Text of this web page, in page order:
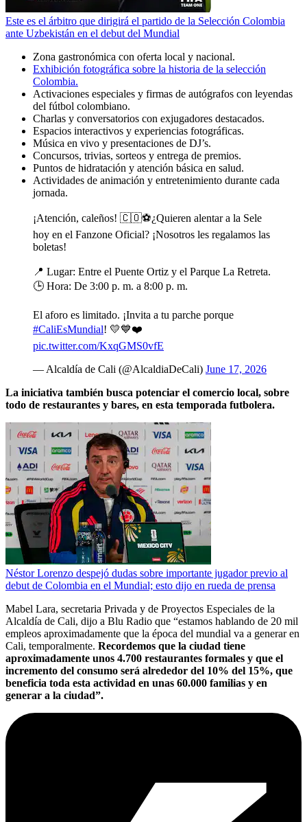
Este es el árbitro que dirigirá el partido de la Selección Colombia
ante Uzbekistán en el debut del Mundial
Zona gastronómica con oferta local y nacional.
Exhibición fotográfica sobre la historia de la selección
Colombia.
Activaciones especiales y firmas de autógrafos con leyendas
del fútbol colombiano.
Charlas y conversatorios con exjugadores destacados.
Espacios interactivos y experiencias fotográficas.
Música en vivo y presentaciones de DJ’s.
Concursos, trivias, sorteos y entrega de premios.
Puntos de hidratación y atención básica en salud.
Actividades de animación y entretenimiento durante cada
jornada.
¡Atención, caleños! 🇨🇴⚽️¿Quieren alentar a la Sele
hoy en el Fanzone Oficial? ¡Nosotros les regalamos las
boletas!
📍 Lugar: Entre el Puente Ortiz y el Parque La Retreta.
🕒 Hora: De 3:00 p. m. a 8:00 p. m.
El aforo es limitado. ¡Invita a tu parche porque
#CaliEsMundial! 💛💙❤️
pic.twitter.com/KxqGMS0vfE
— Alcaldía de Cali (@AlcaldiaDeCali) June 17, 2026
La iniciativa también busca potenciar el comercio local, sobre
todo de restaurantes y bares, en esta temporada futbolera.
Néstor Lorenzo despejó dudas sobre importante jugador previo al
debut de Colombia en el Mundial; esto dijo en rueda de prensa
Mabel Lara, secretaria Privada y de Proyectos Especiales de la
Alcaldía de Cali, dijo a Blu Radio que “estamos hablando de 20 mil
empleos aproximadamente que la época del mundial va a generar en
Cali, temporalmente. Recordemos que la ciudad tiene
aproximadamente unos 4.700 restaurantes formales y que el
incremento del consumo será alrededor del 10% del 15%, que
beneficia toda esta actividad en unas 60.000 familias y en
generar a la ciudad”.